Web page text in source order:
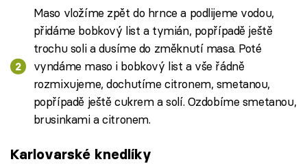
Maso vložíme zpět do hrnce a podlijeme vodou,
přidáme bobkový list a tymián, popřípadě ještě
trochu soli a dusíme do změknutí masa. Poté
vyndáme maso i bobkový list a vše řádně
rozmixujeme, dochutíme citronem, smetanou,
popřípadě ještě cukrem a solí. Ozdobíme smetanou,
brusinkami a citronem.
Karlovarské knedlíky